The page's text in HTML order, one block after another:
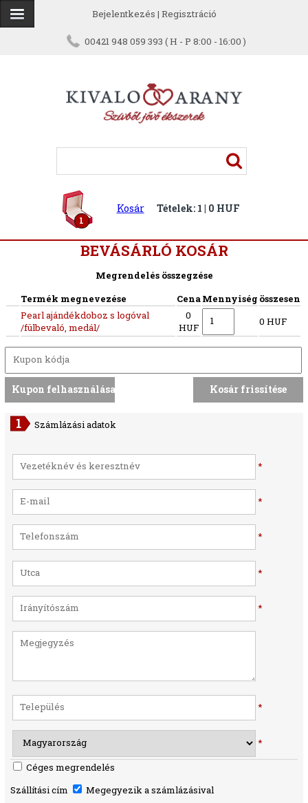
Bejelentkezés | Regisztráció
00421 948 059 393 ( H - P 8:00 - 16:00 )
1
Kosár Tételek: 1 | 0 HUF
BEVÁSÁRLÓ KOSÁR
Megrendelés összegzése
Termék megnevezése
CenaMennyiség összesen
Pearl ajándékdoboz s logóval
/fülbevaló, medál/
0
HUF
0 HUF
Számlázási adatok
*
*
*
*
*
*
*
Céges megrendelés
Szállítási cím
Megegyezik a számlázásival